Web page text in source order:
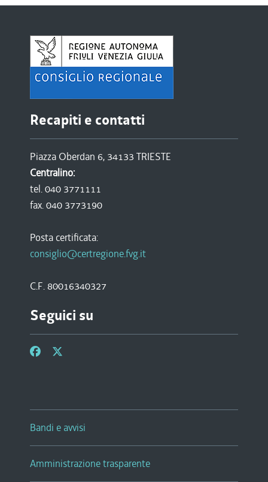
Recapiti e contatti
Piazza Oberdan 6, 34133 TRIESTE
Centralino:
tel. 040 3771111
fax. 040 3773190
Posta certificata:
consiglio@certregione.fvg.it
C.F. 80016340327
Seguici su
Bandi e avvisi
Amministrazione trasparente